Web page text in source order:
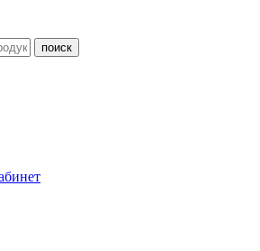
поиск